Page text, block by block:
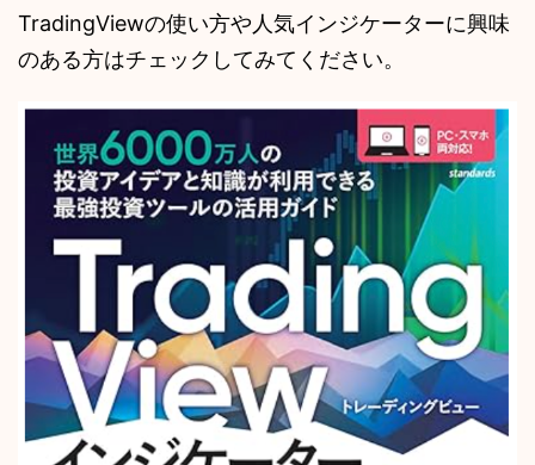
TradingViewの使い方や人気インジケーターに興味
のある方はチェックしてみてください。